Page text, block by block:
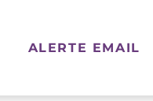
ALERTE EMAIL